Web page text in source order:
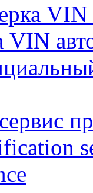
VIN
VIN